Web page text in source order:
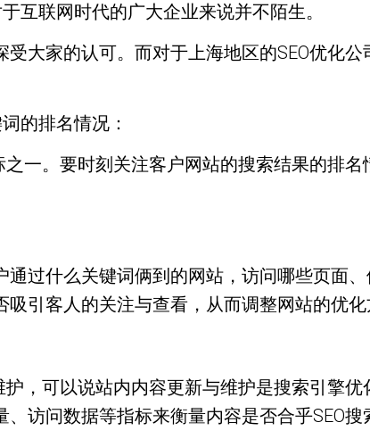
互联网时代的广大企业来说并不陌生。
大家的认可。而对于上海地区的SEO优化
的排名情况：
一。要时刻关注客户网站的搜索结果的排
过什么关键词俩到的网站，访问哪些页面
引客人的关注与查看，从而调整网站的优
，可以说站内内容更新与维护是搜索引擎
访问数据等指标来衡量内容是否合乎SEO